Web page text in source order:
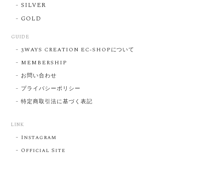
SILVER
GOLD
GUIDE
3WAYS CREATION EC-SHOPについて
MEMBERSHIP
お問い合わせ
プライバシーポリシー
特定商取引法に基づく表記
LINK
Instagram
Official Site